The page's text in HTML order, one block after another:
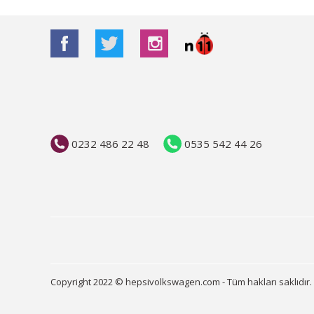
0232 486 22 48 0535 542 44 26
Copyright 2022 © hepsivolkswagen.com - Tüm hakları saklıdır.